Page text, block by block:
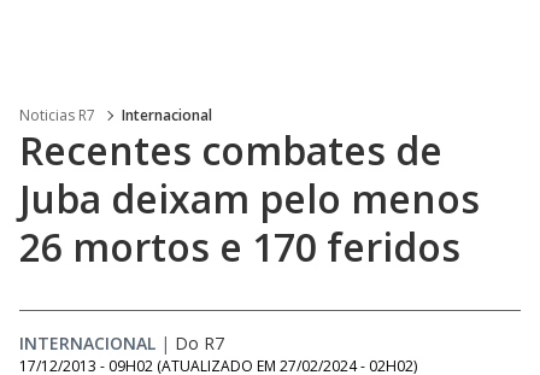
Noticias R7 Internacional
Recentes combates de
Juba deixam pelo menos
26 mortos e 170 feridos
INTERNACIONAL | Do R7
17/12/2013 - 09H02 (ATUALIZADO EM 27/02/2024 - 02H02)